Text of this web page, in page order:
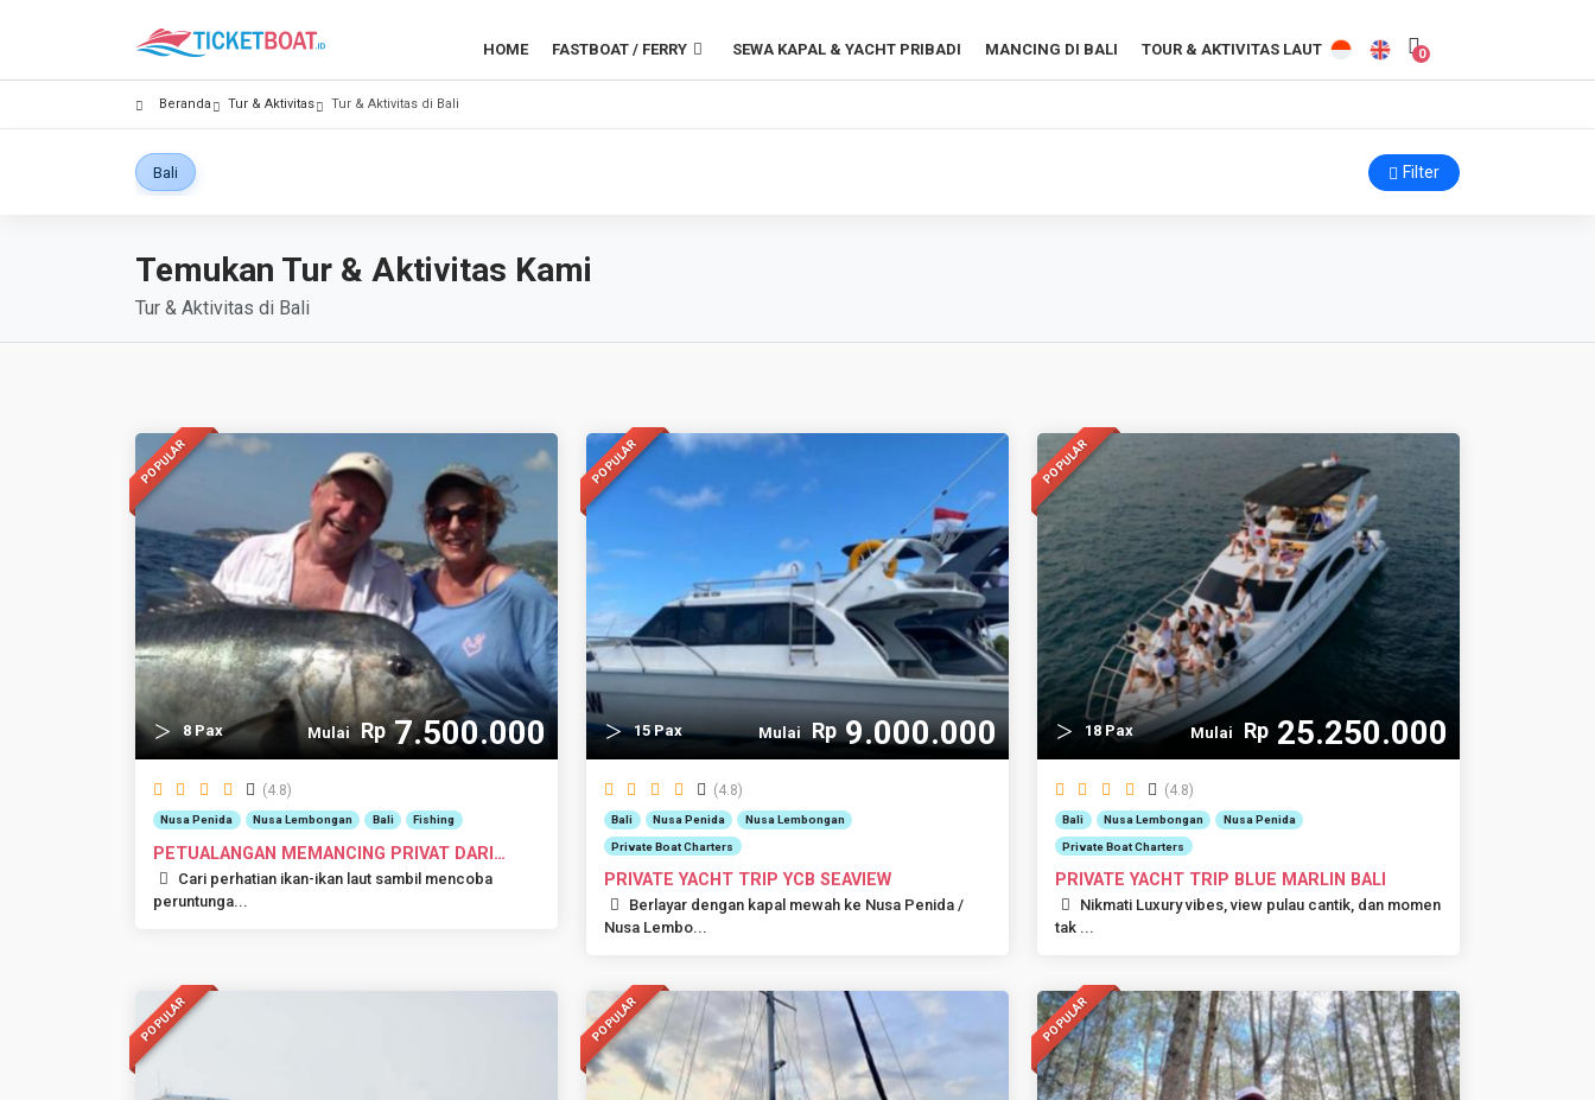
HOME FASTBOAT / FERRY SEWA KAPAL & YACHT PRIBADI MANCING DI BALI TOUR & AKTIVITAS LAUT 0
Beranda Tur & Aktivitas Tur & Aktivitas di Bali
Bali Filter
Temukan Tur & Aktivitas Kami
Tur & Aktivitas di Bali
POPULAR
8 Pax Mulai Rp7.500.000
(4.8)
Nusa Penida Nusa Lembongan Bali Fishing
PETUALANGAN MEMANCING PRIVAT DARI
NUSA DUA
Cari perhatian ikan-ikan laut sambil mencoba
peruntunga...
POPULAR
15 Pax Mulai Rp9.000.000
(4.8)
Bali Nusa Penida Nusa Lembongan
Private Boat Charters
PRIVATE YACHT TRIP YCB SEAVIEW
Berlayar dengan kapal mewah ke Nusa Penida /
Nusa Lembo...
POPULAR
18 Pax Mulai Rp 25.250.000
(4.8)
Bali Nusa Lembongan Nusa Penida
Private Boat Charters
PRIVATE YACHT TRIP BLUE MARLIN BALI
Nikmati Luxury vibes, view pulau cantik, dan momen
tak ...
POPULAR POPULAR POPULAR